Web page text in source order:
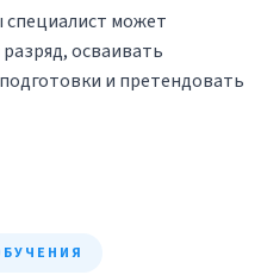
специалист может
осваивать
и претендовать